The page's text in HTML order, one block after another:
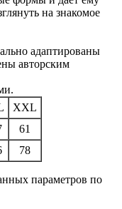
на знакомое
адаптированы
авторским
XXL
61
78
параметров по